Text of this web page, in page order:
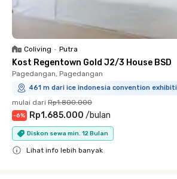
Coliving • Putra
Kost Regentown Gold J2/3 House BSD
Pagedangan, Pagedangan
461 m dari ice indonesia convention
mulai dari Rp1.800.000
-6% Rp1.685.000 /bulan
Diskon sewa min. 12 Bulan
Lihat info lebih banyak